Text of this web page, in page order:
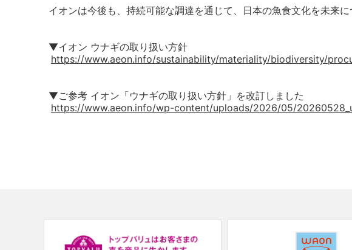
イオンは今後も、持続可能な調達を通じて、日本の魚食文化を未来
▼イオン ウナギの取り扱い方針
https://www.aeon.info/sustainability/materiality/biodiversity/
▼ご参考 イオン「ウナギの取り扱い方針」を改訂しました
https://www.aeon.info/wp-content/uploads/2026/05/